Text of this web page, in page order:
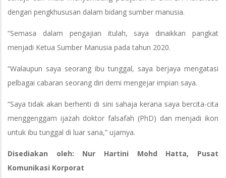
dengan pengkhususan dalam bidang sumber manusia.
“Semasa dalam pengajian itulah, saya dinaikkan pangkat
menjadi Ketua Sumber Manusia pada tahun 2020.
“Walaupun saya seorang ibu tunggal, saya berjaya mengatasi
pelbagai cabaran seorang diri demi mengejar impian saya.
“Saya tidak akan berhenti di sini sahaja kerana saya bercita-cita
menggenggam ijazah doktor falsafah (PhD) dan menjadi ikon
untuk ibu tunggal di luar sana,” ujarnya.
Disediakan oleh: Nur Hartini Mohd Hatta, Pusat
Komunikasi Korporat